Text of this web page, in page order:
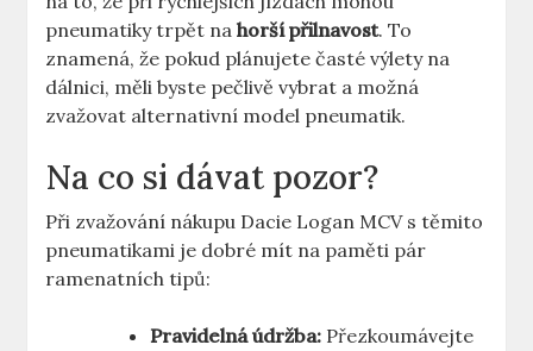
pneumatiky trpět nahorší přilnavost. To
znamená, že pokud plánujete časté výlety na
dálnici, měli byste pečlivě vybrat a možná
zvažovat alternativní model pneumatik.
Na co si dávat pozor?
Při zvažování nákupu Dacie Logan MCV s těmito
pneumatikami je dobré mít na paměti pár
ramenatních tipů:
Pravidelná údržba: Přezkoumávejte